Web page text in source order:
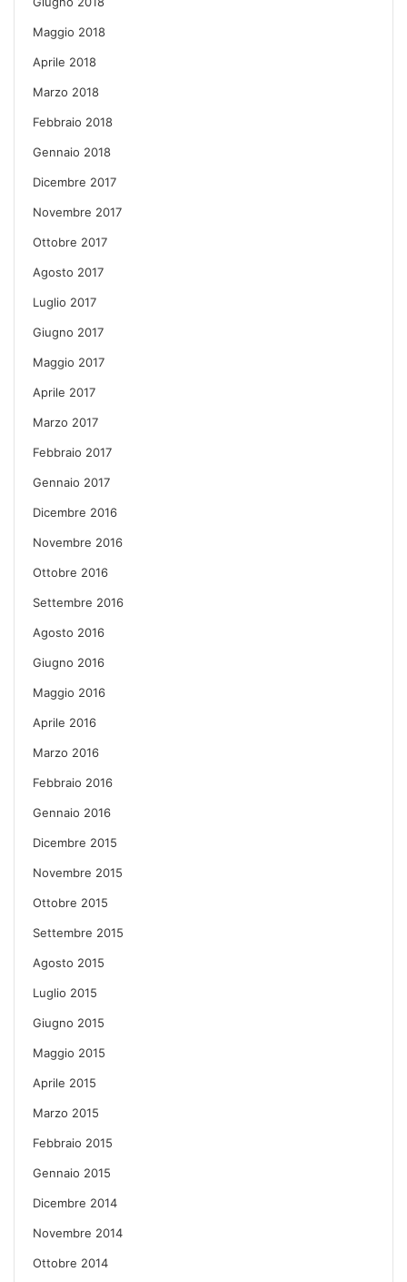
Maggio 2018
Aprile 2018
Marzo 2018
Febbraio 2018
Gennaio 2018
Dicembre 2017
Novembre 2017
Ottobre 2017
Agosto 2017
Luglio 2017
Giugno 2017
Maggio 2017
Aprile 2017
Marzo 2017
Febbraio 2017
Gennaio 2017
Dicembre 2016
Novembre 2016
Ottobre 2016
Settembre 2016
Agosto 2016
Giugno 2016
Maggio 2016
Aprile 2016
Marzo 2016
Febbraio 2016
Gennaio 2016
Dicembre 2015
Novembre 2015
Ottobre 2015
Settembre 2015
Agosto 2015
Luglio 2015
Giugno 2015
Maggio 2015
Aprile 2015
Marzo 2015
Febbraio 2015
Gennaio 2015
Dicembre 2014
Novembre 2014
Ottobre 2014